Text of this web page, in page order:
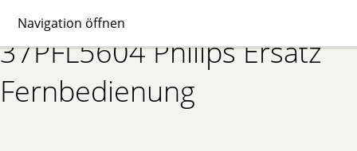
Navigation öffnen
37PFL5604 Philips Ersatz
Fernbedienung